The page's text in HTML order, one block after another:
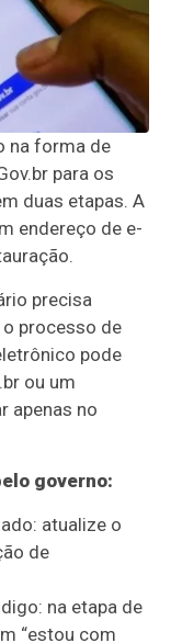
na forma de
para os
duas etapas. A
endereço de e-
precisa
processo de
pode
ou um
apenas no
governo:
atualize o
de
na etapa de
“estou com